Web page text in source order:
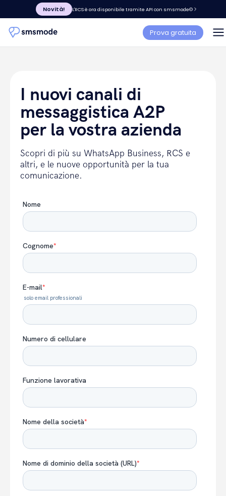
Novità! L'RCS è ora disponibile tramite API con smsmode©
Prova gratuita
I nuovi canali di
messaggistica A2P
per la vostra azienda
Scopri di più su WhatsApp Business, RCS e
altri, e le nuove opportunità per la tua
comunicazione.